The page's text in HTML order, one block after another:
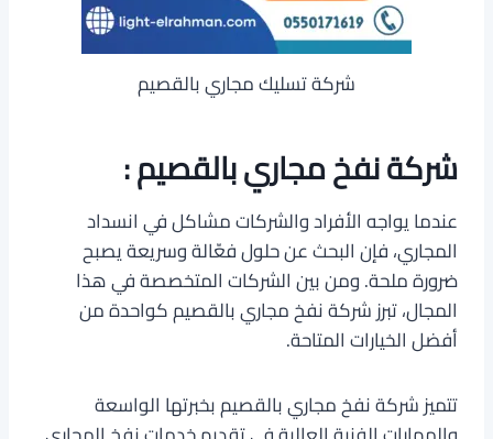
شركة تسليك مجاري بالقصيم
شركة نفخ مجاري بالقصيم :
عندما يواجه الأفراد والشركات مشاكل في انسداد
المجاري، فإن البحث عن حلول فعّالة وسريعة يصبح
ضرورة ملحة. ومن بين الشركات المتخصصة في هذا
المجال، تبرز شركة نفخ مجاري بالقصيم كواحدة من
أفضل الخيارات المتاحة.
تتميز شركة نفخ مجاري بالقصيم بخبرتها الواسعة